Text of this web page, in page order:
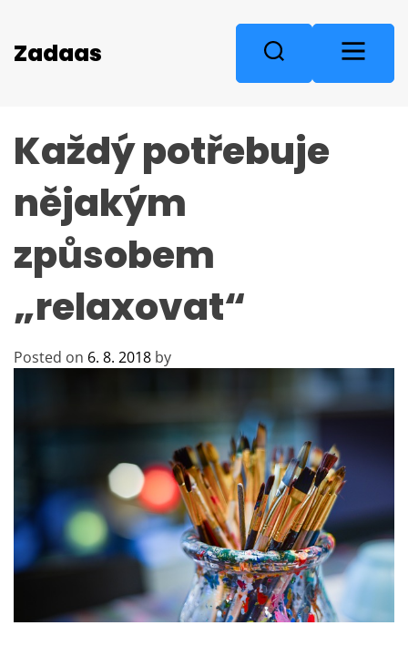
Zadaas
S
c
h
M
Každý potřebuje
nějakým
způsobem
„relaxovat“
Posted on 6. 8. 2018 by